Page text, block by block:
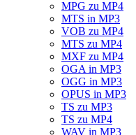
MPG zu MP4
MTS in MP3
VOB zu MP4
MTS zu MP4
MXF zu MP4
OGA in MP3
OGG in MP3
OPUS in MP3
TS zu MP3
TS zu MP4
WAV in MP3